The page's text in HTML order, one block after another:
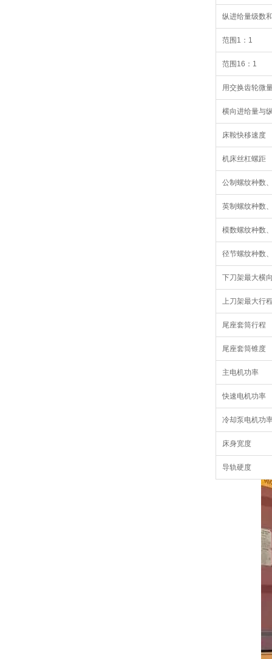
纵进给量级数
范围1：1
范围16：1
用交换齿轮微
横向进给量与
床鞍快移速度
机床丝杠螺距
公制螺纹种数
英制螺纹种数
模数螺纹种数
径节螺纹种数
下刀架最大横
上刀架最大行
尾座套筒行程
尾座套筒锥度
主电机功率
快速电机功率
冷却泵电机功
床身宽度
导轨硬度